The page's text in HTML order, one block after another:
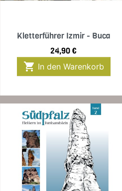
Vorschau
Kletterführer Izmir - Buca
Preis
24,90 €
 In den Warenkorb